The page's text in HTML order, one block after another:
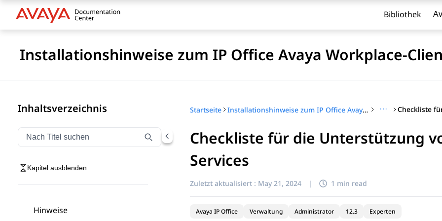
Bibliothek
Installationshinweise zum IP Office Avaya Workplace-
Inhaltsverzeichnis
Navigation nach Titel filtern
Geben Sie Text ein, um Navigationselemente nach Titel zu filtern.
Kapitel ausblenden
Hinweise
Startseite Installationshinweise zum IP Office Avaya Workplace-Client ···
Checkliste für die Unterstützung
Services
Zuletzt aktualisiert : May 21, 2024 | 1 min read
Avaya IP Office Verwaltung Administrator 12.3 Experten